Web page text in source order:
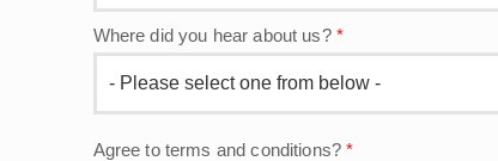
Where did you hear about us? *
Agree to terms and conditions?*